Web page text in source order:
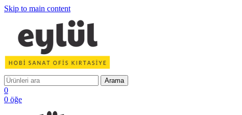
Skip to main content
Arama
0
0 öğe